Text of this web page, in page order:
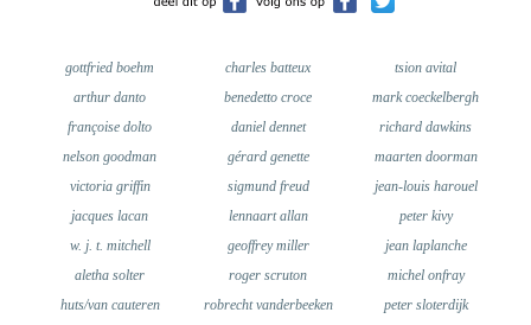
tsion avital
charles batteux
gottfried boehm
mark coeckelbergh
benedetto croce
arthur danto
richard dawkins
daniel dennet
françoise dolto
maarten doorman
gérard genette
nelson goodman
jean-louis harouel
sigmund freud
victoria griffin
peter kivy
lennaart allan
jacques lacan
jean laplanche
geoffrey miller
w. j. t. mitchell
michel onfray
roger scruton
aletha solter
peter sloterdijk
robrecht vanderbeeken
huts/van cauteren